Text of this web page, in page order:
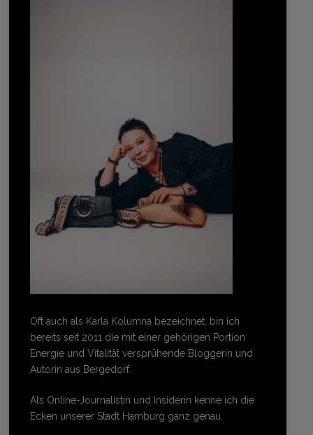
Oft auch als Karla Kolumna bezeichnet, bin ich
bereits seit 2011 die mit einer gehörigen Portion
Energie und Vitalität versprühende Bloggerin und
Autorin aus Bergedorf.
Als Online-Journalistin und Insiderin kenne ich die
Ecken unserer Stadt Hamburg ganz genau.